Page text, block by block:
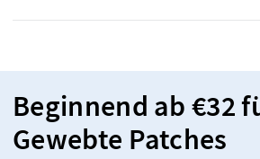
Beginnend ab €32
Gewebte Patches